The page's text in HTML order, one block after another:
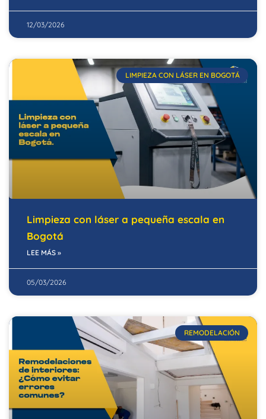
12/03/2026
LIMPIEZA CON LÁSER EN BOGOTÁ
Limpieza con láser a pequeña escala en
Bogotá
LEE MÁS »
05/03/2026
REMODELACIÓN